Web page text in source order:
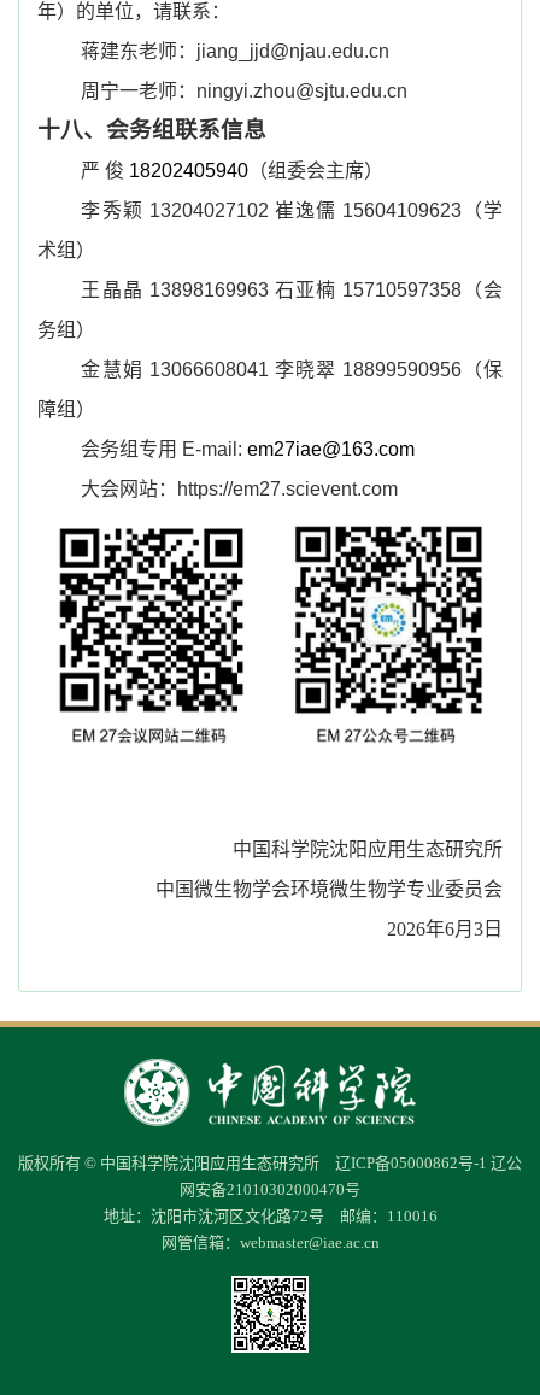
年）的单位，请联系：
蒋建东老师： jiang_jjd@njau.edu.cn
周宁一老师： ningyi.zhou@sjtu.edu.cn
十八、会务组联系信息
严 俊 18202405940 （组委会主席）
李秀颖 13204027102 崔逸儒 15604109623（学
术组）
王晶晶 13898169963 石亚楠 15710597358（会
务组）
金慧娟 13066608041 李晓翠 18899590956（保
障组）
会务组专用 E-mail:em27iae@163.com
大会网站： https://em27.scievent.com
中国科学院沈阳应用生态研究所
中国微生物学会环境微生物学专业委员会
2026年6月3日
版权所有 © 中国科学院沈阳应用生态研究所 辽ICP备05000862号-1 辽公
网安备21010302000470号
地址：沈阳市沈河区文化路72号 邮编：110016
网管信箱： webmaster@iae.ac.cn